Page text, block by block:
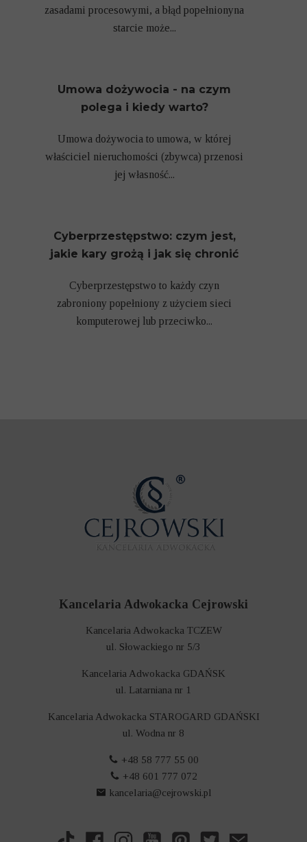
Kancelaria Adwokacka Cejrowski
Kancelaria Adwokacka TCZEW
ul. Słowackiego nr 5/3
Kancelaria Adwokacka GDAŃSK
ul. Latarniana nr 1
Kancelaria Adwokacka STAROGARD GDAŃSKI
ul. Wodna nr 8
+48 58 777 55 00
+48 601 777 072
kancelaria@cejrowski.pl
zasadami procesowymi, a błąd popełnionyna
starcie może...
Umowa dożywocia - na czym
polega i kiedy warto?
Umowa dożywocia to umowa, w której
właściciel nieruchomości (zbywca) przenosi
jej własność...
Cyberprzestępstwo: czym jest,
jakie kary grożą i jak się chronić
Cyberprzestępstwo to każdy czyn
zabroniony popełniony z użyciem sieci
komputerowej lub przeciwko...